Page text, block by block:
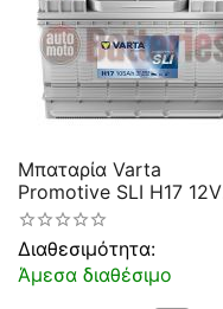
Μπαταρία Varta
Promotive SLI H17 12V
105Ah 800EN A
Εκκίνησης
Διαθεσιμότητα:
Άμεσα διαθέσιμο